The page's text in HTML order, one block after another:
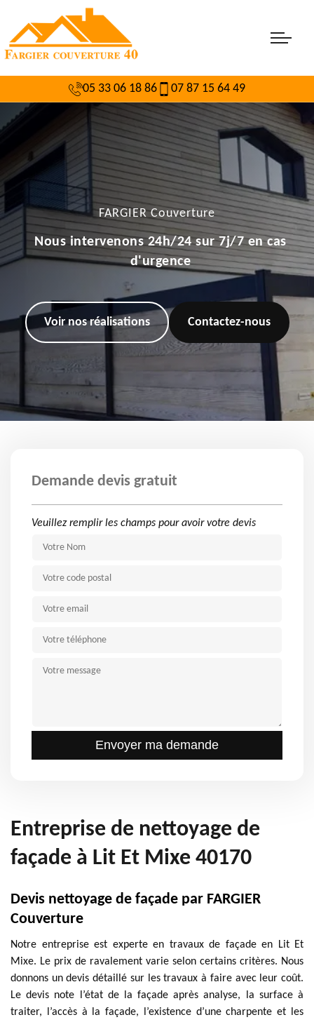
05 33 06 18 86 07 87 15 64 49
FARGIER Couverture
Nous intervenons 24h/24 sur 7j/7 en cas
d'urgence
Voir nos réalisations Contactez-nous
Demande devis gratuit
Veuillez remplir les champs pour avoir votre devis
Entreprise de nettoyage de
façade à Lit Et Mixe 40170
Devis nettoyage de façade par FARGIER
Couverture
Notre entreprise est experte en travaux de façade en Lit Et
Mixe. Le prix de ravalement varie selon certains critères. Nous
donnons un devis détaillé sur les travaux à faire avec leur coût.
Le devis note l’état de la façade après analyse, la surface à
traiter, l’accès à la façade, l’existence d’une charpente et les